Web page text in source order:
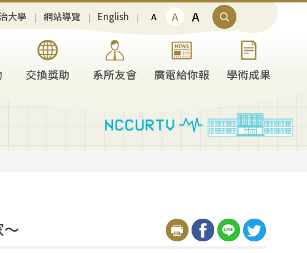
大學 網站導覽 English A A A
交換獎助 系所友會 廣電給你報 學術成果